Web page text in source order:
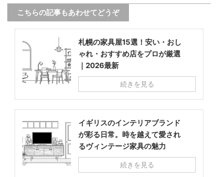
こちらの記事もあわせてどうぞ
札幌の家具屋15選！安い・おし
ゃれ・おすすめ店をプロが厳選
｜2026最新
続きを見る
イギリスのインテリアブランド
が彩る日常。時を越えて愛され
るヴィンテージ家具の魅力
続きを見る